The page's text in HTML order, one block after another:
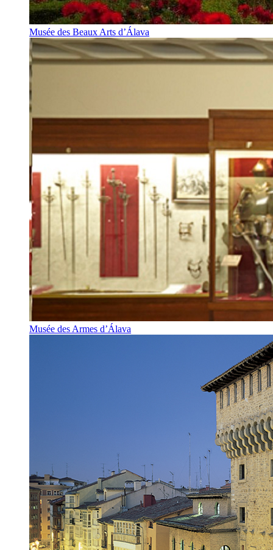
Musée des Beaux Arts d’Álava
Musée des Armes d’Álava